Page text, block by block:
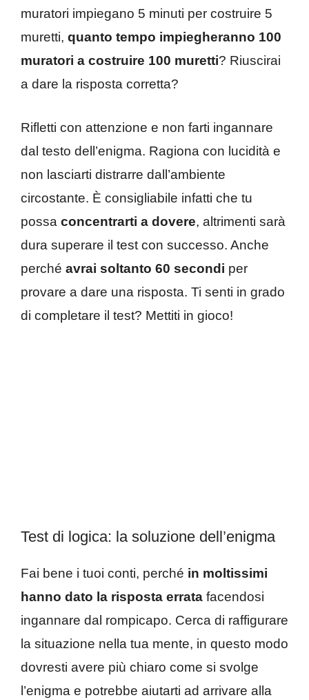
muratori impiegano 5 minuti per costruire 5
muretti, quanto tempo impiegheranno 100
muratori a costruire 100 muretti? Riuscirai
a dare la risposta corretta?
Rifletti con attenzione e non farti ingannare
dal testo dell’enigma. Ragiona con lucidità e
non lasciarti distrarre dall’ambiente
circostante. È consigliabile infatti che tu
possa concentrarti a dovere, altrimenti sarà
dura superare il test con successo. Anche
perché avrai soltanto 60 secondi per
provare a dare una risposta. Ti senti in grado
di completare il test? Mettiti in gioco!
Test di logica: la soluzione dell’enigma
Fai bene i tuoi conti, perché in moltissimi
hanno dato la risposta errata facendosi
ingannare dal rompicapo. Cerca di raffigurare
la situazione nella tua mente, in questo modo
dovresti avere più chiaro come si svolge
l’enigma e potrebbe aiutarti ad arrivare alla